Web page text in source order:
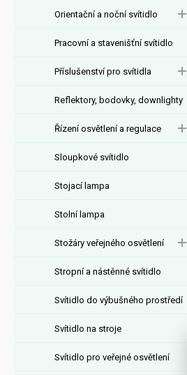
Orientační a noční svítidlo
Pracovní a stavenišťní svítidlo
Příslušenství pro svítidla
Reflektory, bodovky, downlighty
Řízení osvětlení a regulace
Sloupkové svítidlo
Stojací lampa
Stolní lampa
Stožáry veřejného osvětlení
Stropní a nástěnné svítidlo
Svítidlo do výbušného prostředí
Svítidlo na stroje
Svítidlo pro veřejné osvětlení